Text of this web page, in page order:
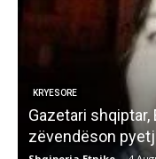
KRYESORE
Gazetari
zëvendëson